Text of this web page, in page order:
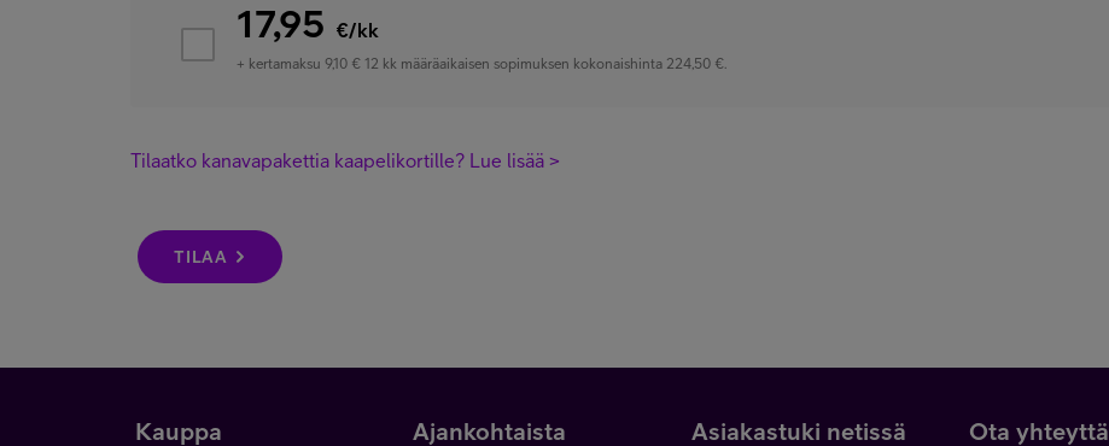
17,95 €/kk
+ kertamaksu 9,10 € 12 kk määräaikaisen sopimuksen kokonaishinta 224,50 €.
Tilaatko kanavapakettia kaapelikortille? Lue lisää >
TILAA
Kauppa Ajankohtaista Asiakastuki netissä Ota yhteyttä